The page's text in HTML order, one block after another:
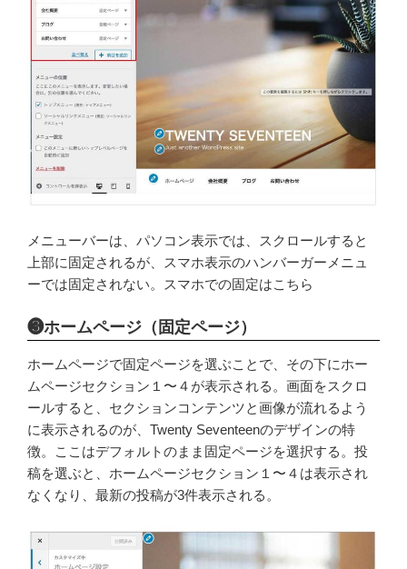
メニューバーは、パソコン表示では、スクロールすると
上部に固定されるが、スマホ表示のハンバーガーメニュ
ーでは固定されない。スマホでの固定はこちら
❸ホームページ（固定ページ）
ホームページで固定ページを選ぶことで、その下にホー
ムページセクション１〜４が表示される。画面をスクロ
ールすると、セクションコンテンツと画像が流れるよう
に表示されるのが、Twenty Seventeenのデザインの特
徴。ここはデフォルトのまま固定ページを選択する。投
稿を選ぶと、ホームページセクション１〜４は表示され
なくなり、最新の投稿が3件表示される。